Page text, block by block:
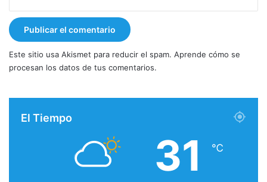
Este sitio usa Akismet para reducir el spam. Aprende cómo se
procesan los datos de tus comentarios.
El Tiempo
31 ℃